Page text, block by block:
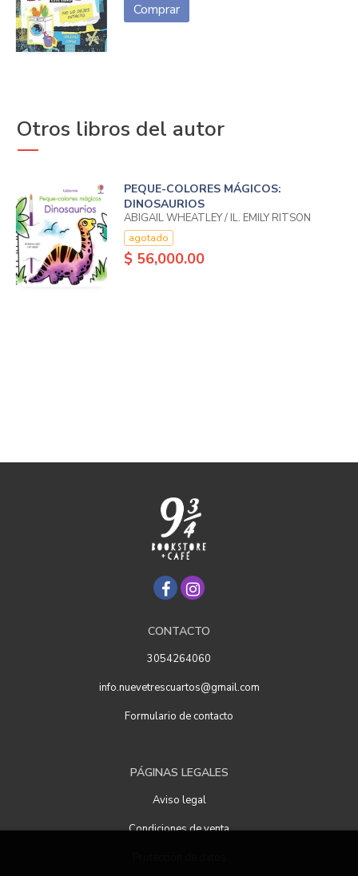
Comprar
Otros libros del autor
PEQUE-COLORES MÁGICOS:
DINOSAURIOS
ABIGAIL WHEATLEY / IL. EMILY RITSON
agotado
$ 56,000.00
CONTACTO
3054264060
info.nuevetrescuartos@gmail.com
Formulario de contacto
PÁGINAS LEGALES
Aviso legal
Condiciones de venta